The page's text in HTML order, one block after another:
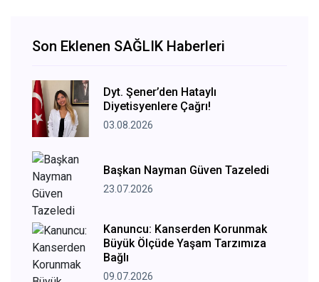
Son Eklenen SAĞLIK Haberleri
Dyt. Şener’den Hataylı
Diyetisyenlere Çağrı!
03.08.2026
Başkan Nayman Güven Tazeledi
23.07.2026
Kanuncu: Kanserden Korunmak
Büyük Ölçüde Yaşam Tarzımıza
Bağlı
09.07.2026